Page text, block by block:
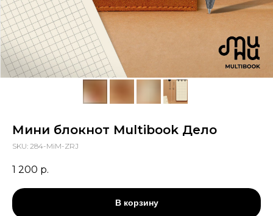
Мини блокнот Multibоok Дело
SKU: 284-MiM-ZRJ
1 200 р.
В корзину